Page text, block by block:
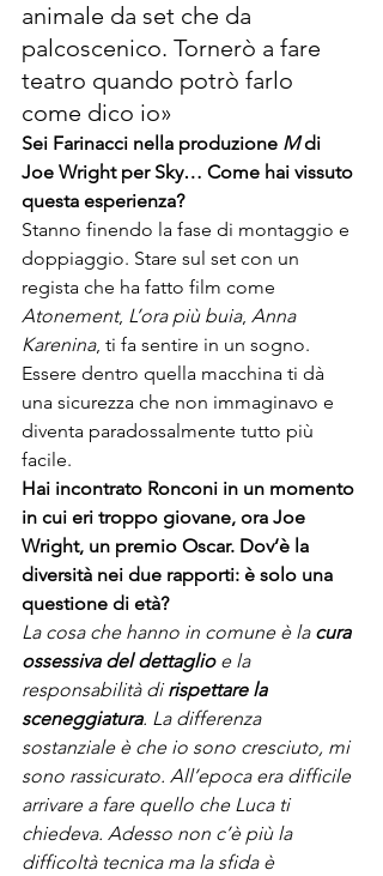
animale da set che da
palcoscenico. Tornerò a fare
teatro quando potrò farlo
come dico io»
Sei Farinacci nella produzione M di
Joe Wright per Sky… Come hai vissuto
questa esperienza?
Stanno finendo la fase di montaggio e
doppiaggio. Stare sul set con un
regista che ha fatto film come
Atonement, L’ora più buia, Anna
Karenina, ti fa sentire in un sogno.
Essere dentro quella macchina ti dà
una sicurezza che non immaginavo e
diventa paradossalmente tutto più
facile.
Hai incontrato Ronconi in un momento
in cui eri troppo giovane, ora Joe
Wright, un premio Oscar. Dov’è la
diversità nei due rapporti: è solo una
questione di età?
La cosa che hanno in comune è la cura
ossessiva del dettaglio e la
responsabilità di rispettare la
sceneggiatura. La differenza
sostanziale è che io sono cresciuto, mi
sono rassicurato. All’epoca era difficile
arrivare a fare quello che Luca ti
chiedeva. Adesso non c’è più la
difficoltà tecnica ma la sfida è